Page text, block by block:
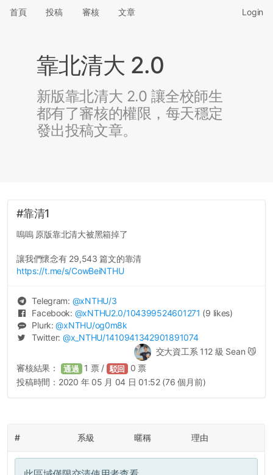
首頁 投稿 審核 文章 Login
靠北清大 2.0
新版靠北清大 2.0 讓全校師生
都有了審核的權限，每天穩定
發出投稿文章。
#靠清1
嗚嗚 原版靠北清大被黑箱掉了
讓我們懷念有 29,543 篇文的靠清
https://t.me/s/CowBeiNTHU
Telegram: @xNTHU/3
Facebook: @xNTHU2.0/104399524601271 (9 likes)
Plurk:@xNTHU/og0m8k
Twitter: @x_NTHU/1410941342901891074
交大資工系 112 級 Sean 😼
審核結果：
通過 1 票 / 駁回 0 票
投稿時間： 2020 年 05 月 04 日 01:52 (76 個月前)
# 系級 暱稱 理由